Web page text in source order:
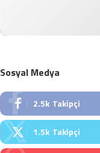
Sosyal Medya
2.5k Takipçi
1.5k Takipçi